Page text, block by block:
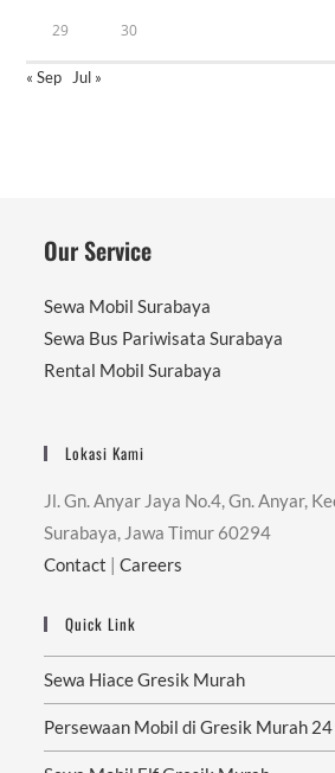
29 30
« Sep Jul »
Our Service
Sewa Mobil Surabaya
Sewa Bus Pariwisata Surabaya
Rental Mobil Surabaya
Lokasi Kami
Jl. Gn. Anyar Jaya No.4, Gn. Anyar,
Surabaya, Jawa Timur 60294
Contact |Careers
Quick Link
Sewa Hiace Gresik Murah
Persewaan Mobil di Gresik Murah 24